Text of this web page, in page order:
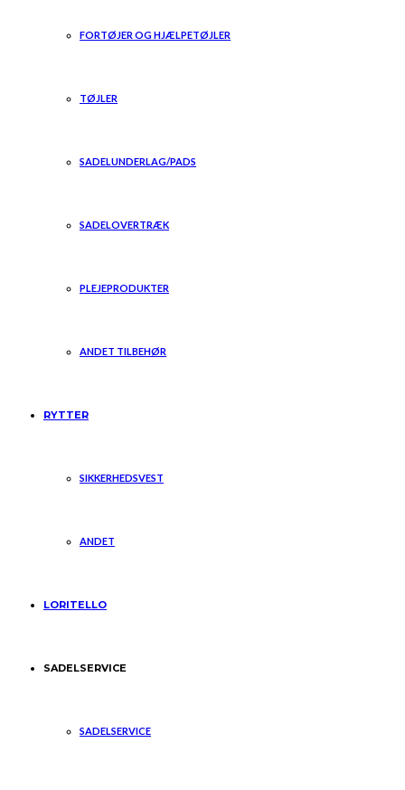
FORTØJER OG HJÆLPETØJLER
TØJLER
SADELUNDERLAG/PADS
SADELOVERTRÆK
PLEJEPRODUKTER
ANDET TILBEHØR
RYTTER
SIKKERHEDSVEST
ANDET
LORITELLO
SADELSERVICE
SADELSERVICE